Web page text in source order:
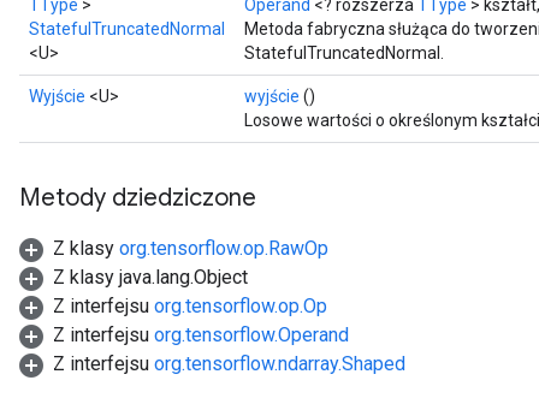
TType >
StatefulTruncatedNormal
<U>
Operand <? rozszerza TType >
Metoda fabryczna służąca do
StatefulTruncatedNormal.
Wyjście <U> wyjście ()
Losowe wartości o określonym
Metody dziedziczone
Z klasy org.tensorflow.op.RawOp
Z klasy java.lang.Object
Z interfejsu org.tensorflow.op.Op
Z interfejsu org.tensorflow.Operand
Z interfejsu org.tensorflow.ndarray.Shaped